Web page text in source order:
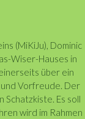
(MiKiJu), Dominic
Wiser-Hauses in
über ein
Vorfreude. Der
Es soll
wird im Rahmen